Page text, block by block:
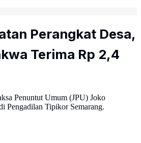
Perangkat Desa,
Terima Rp 2,4
Penuntut Umum (JPU) Joko
Pengadilan Tipikor Semarang.